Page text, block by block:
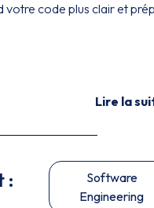
votre code plus clair et
Lire la
:
Software
Engineering